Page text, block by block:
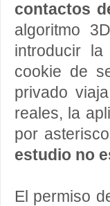
contactos
algoritmo
introducir la
cookie de
privado
reales, la
por
estudio no
El permiso